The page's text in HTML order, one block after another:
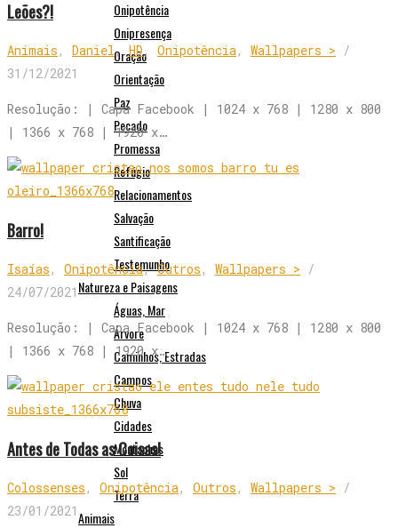
Onipotência
Onipresença
Oração
Orientação
Paz
Pecado
Promessa
Refúgio
Relacionamentos
Salvação
Santificação
Testemunho
Natureza e Paisagens
Águas, Mar
Árvore
Caminhos, Estradas
Campos
Chuva
Cidades
Montanhas
Sol
Terra
Animais
Leões?!
Animais , Daniel,HD, Onipotência, Wallpapers > /
31/12/2021
Resolução: | Capa Facebook | 1024 x 768 | 1280 x 800
| 1366 x 768 | 1920 x…
Barro!
Isaías , Onipotência,Outros , Wallpapers > /
24/07/2021
Resolução: | Capa Facebook | 1024 x 768 | 1280 x 800
| 1366 x 768 | 1920 x…
Antes de Todas as Coisas!
Colossenses , Onipotência, Outros , Wallpapers > /
23/01/2021